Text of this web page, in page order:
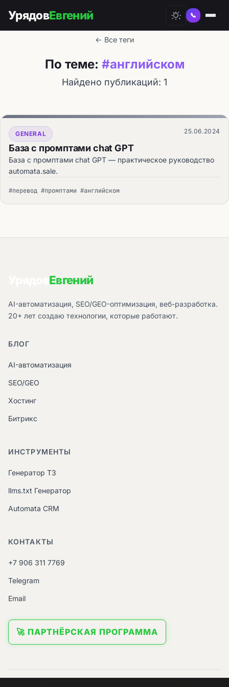
УрядовЕвгений 📞
← Все теги
По теме: #английском
Найдено публикаций: 1
GENERAL 25.06.2024
База с промптами chat GPT
База с промптами chat GPT — практическое руководство
automata.sale.
#перевод #промптами #английском
Евгений
AI-автоматизация, SEO/GEO-оптимизация, веб-разработка.
20+ лет создаю технологии, которые работают.
БЛОГ
AI-автоматизация
SEO/GEO
Хостинг
Битрикс
ИНСТРУМЕНТЫ
Генератор ТЗ
llms.txt Генератор
Automata CRM
КОНТАКТЫ
+7 906 311 7769
Telegram
Email
🚀 ПАРТНЁРСКАЯ ПРОГРАММА